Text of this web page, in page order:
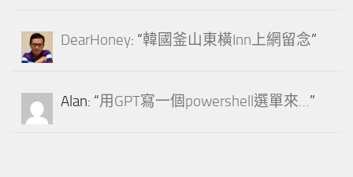
DearHoney: “韓國釜山東橫Inn上網留念”
Alan: “用GPT寫一個powershell選單來…”